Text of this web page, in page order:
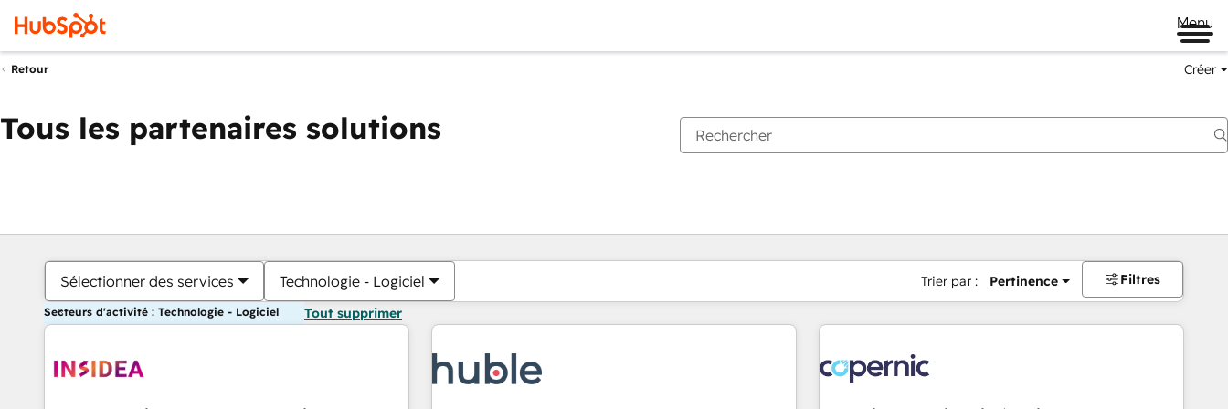
Menu
Retour Créer
Tous les partenaires solutions
Sélectionner des services Technologie - Logiciel Trier par : Pertinence Filtres
Secteurs d'activité : Technologie - Logiciel Tout supprimer
Vous êtes actuellement surPage
PagePagePagePagePagePagePagePagePage Page